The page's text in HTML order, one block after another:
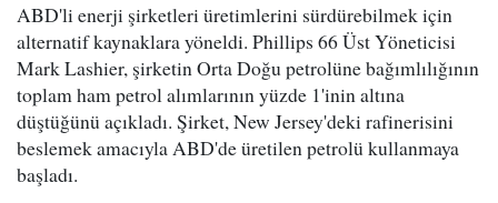
ABD'li enerji şirketleri üretimlerini sürdürebilmek için
alternatif kaynaklara yöneldi. Phillips 66 Üst Yöneticisi
Mark Lashier, şirketin Orta Doğu petrolüne bağımlılığının
toplam ham petrol alımlarının yüzde 1'inin altına
düştüğünü açıkladı. Şirket, New Jersey'deki rafinerisini
beslemek amacıyla ABD'de üretilen petrolü kullanmaya
başladı.